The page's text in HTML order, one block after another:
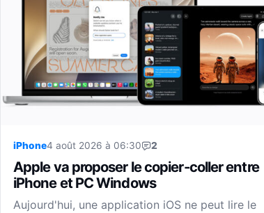
iPhone4 août 2026 à 06:30 2
Apple va proposer le copier-coller entre
iPhone et PC Windows
Aujourd'hui, une application iOS ne peut lire le